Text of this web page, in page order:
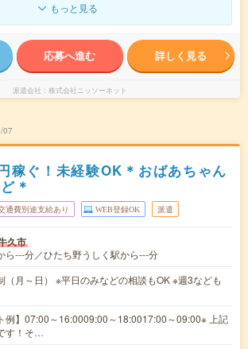
もっと見る
応募へ進む 詳しく見る
派遣会社 株式会社ニッソーネット
07
稼ぐ！未経験OK＊おばあちゃん
＊
通費別途支給あり WEB登録OK 派遣
久市
ら---分／ひたち野うしく駅から---分
（月～日） ※平日のみなどの相談もOK ※週3なども
例】07:00～16:0009:00～18:0017:00～09:00※ 上記
す！そ…